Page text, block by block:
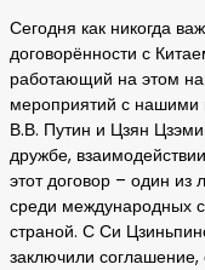
Сегодня как никогда
договорённости с
работающий на этом
мероприятий с нашими
В.В. Путин и Цзян
дружбе,
этот договор – один
среди международных
страной. С Си
заключили соглашение,